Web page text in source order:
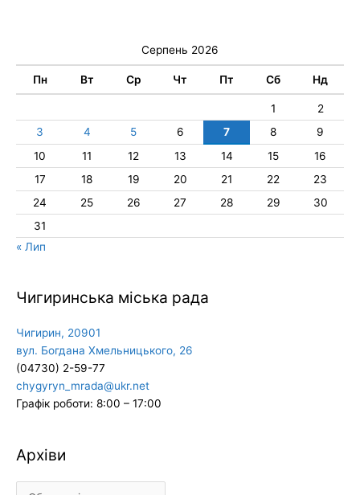
Серпень 2026
Пн Вт Ср Чт Пт Сб Нд
1
2
3
4 5 6 7 8
9
10
11 12 13 14 15
16
17
18 19 20 21 22
23
24
25 26 27 28 29
30
31
« Лип
Чигиринська міська рада
Чигирин, 20901
вул. Богдана Хмельницького, 26
(04730) 2-59-77
chygyryn_mrada@ukr.net
Графік роботи: 8:00 – 17:00
Архіви
Архіви